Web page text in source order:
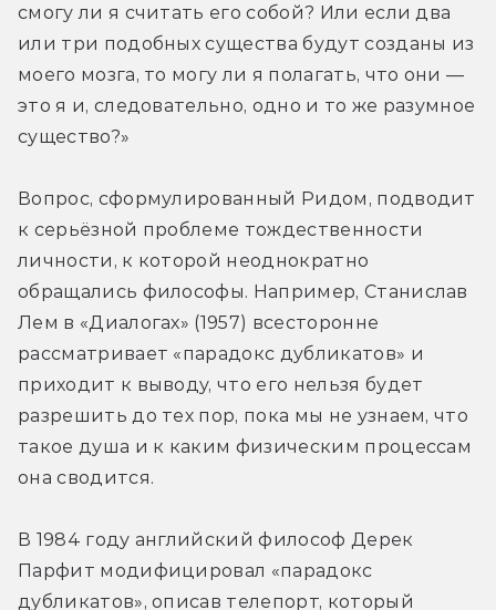
смогу ли я считать его собой? Или если два
или три подобных существа будут созданы из
моего мозга, то могу ли я полагать, что они —
это я и, следовательно, одно и то же разумное
существо?»
Вопрос, сформулированный Ридом, подводит
к серьёзной проблеме тождественности
личности, к которой неоднократно
обращались философы. Например, Станислав
Лем в «Диалогах» (1957) всесторонне
рассматривает «парадокс дубликатов» и
приходит к выводу, что его нельзя будет
разрешить до тех пор, пока мы не узнаем, что
такое душа и к каким физическим процессам
она сводится.
В 1984 году английский философ Дерек
Парфит модифицировал «парадокс
дубликатов», описав телепорт, который